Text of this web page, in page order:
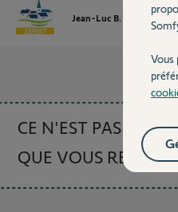
Jean-Luc B. il y a 3 mois
CE N'EST PAS CE
QUE VOUS
Vous